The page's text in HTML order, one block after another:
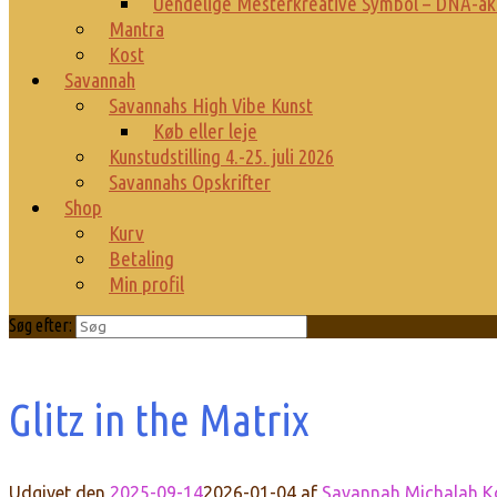
Mantra
Kost
Savannah
Savannahs High Vibe Kunst
Køb eller leje
Kunstudstilling 4.-25. juli 2026
Savannahs Opskrifter
Shop
Kurv
Betaling
Min profil
Søg efter:
Glitz in the Matrix
Udgivet den 2025-09-142026-01-04 af Savannah Michalah